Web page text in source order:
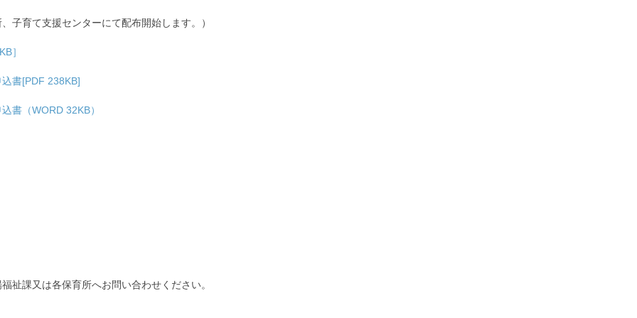
子育て支援センターにて配布開始します。）
］
書[PDF 238KB]
書（WORD 32KB）
祉課又は各保育所へお問い合わせください。